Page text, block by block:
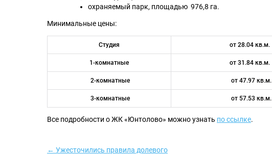
охраняемый парк, площадью 976,8 га.
Минимальные цены:
Студия от 28.04 кв.м.
1-комнатные от 31.84 кв.м.
2-комнатные от 47.97 кв.м.
3-комнатные от 57.53 кв.м.
Все подробности о ЖК «Юнтолово» можно узнать по ссылке.
← Ужесточились правила долевого